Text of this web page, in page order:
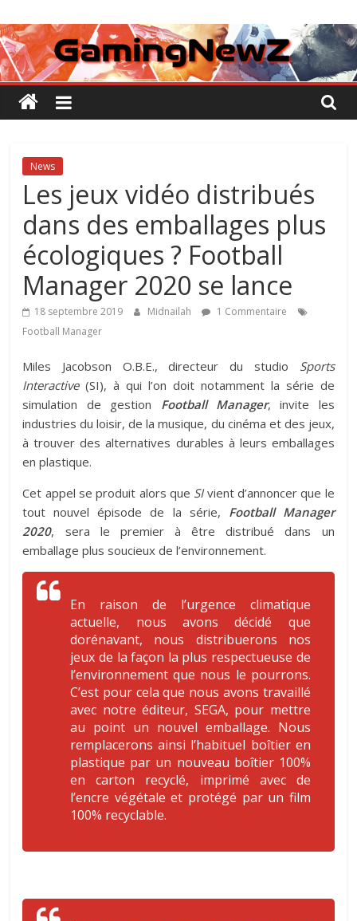
au
contenu
GamingNewZ
Tests
et
Actu
des
vidéo
News
Les jeux vidéo distribués
dans des emballages plus
écologiques ? Football
Manager 2020 se lance
18 septembre 2019 Midnailah
1 Commentaire
Football Manager
Miles Jacobson O.B.E., directeur du studio Sports
Interactive(SI), à qui l’on doit notamment la série de
simulation de gestion Football Manager, invite les
industries du loisir, de la musique, du cinéma et des jeux,
à trouver des alternatives durables à leurs emballages
en plastique.
Cet appel se produit alors que SIvient d’annoncer que le
tout nouvel épisode de la série, Football Manager
2020, sera le premier à être distribué dans un
emballage plus soucieux de l’environnement.
En raison de l’urgence climatique
actuelle, nous avons décidé que
dorénavant, nous distribuerons nos
jeux de la façon la plus respectueuse de
l’environnement que nous le pourrons.
C’est pour cela que nous avons travaillé
avec notre éditeur, SEGA, pour mettre
au point un nouvel emballage. Nous
remplacerons ainsi l’habituel boîtier en
plastique par un nouveau boîtier 100%
en carton recyclé, imprimé avec de
l’encre végétale et protégé par un film
100% recyclable.